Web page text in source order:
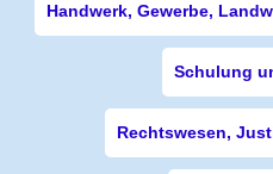
Handwerk, Gewerbe,
Schulung
Rechtswesen,